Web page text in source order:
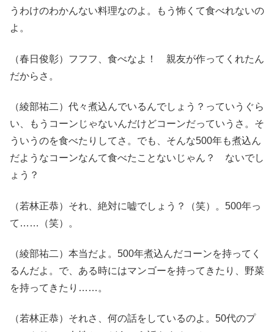
うわけのわかんない料理なのよ。もう怖くて食べれないの
よ。
（春日俊彰）フフフ、食べなよ！ 親友が作ってくれたん
だからさ。
（綾部祐二）代々煮込んでいるんでしょう？っていうぐら
い、もうコーンじゃないんだけどコーンだっていうさ。そ
ういうのを食べたりしてさ。でも、そんな500年も煮込ん
だようなコーンなんて食べたことないじゃん？ ないでし
ょう？
（若林正恭）それ、絶対に嘘でしょう？（笑）。500年っ
て……（笑）。
（綾部祐二）本当だよ。500年煮込んだコーンを持ってく
るんだよ。で、ある時にはマンゴーを持ってきたり、野菜
を持ってきたり……。
（若林正恭）それさ、何の話をしているのよ。50代のプ